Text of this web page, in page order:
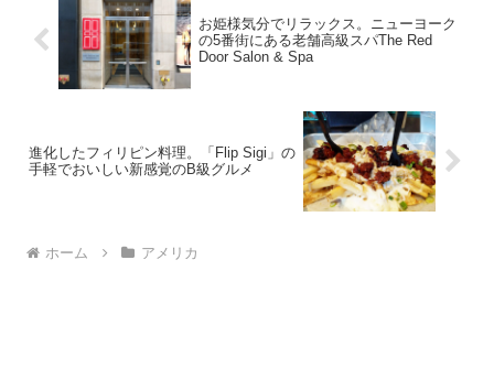
お姫様気分でリラックス。ニューヨーク
の5番街にある老舗高級スパThe Red
Door Salon & Spa
進化したフィリピン料理。「Flip Sigi」の
手軽でおいしい新感覚のB級グルメ
ホーム アメリカ